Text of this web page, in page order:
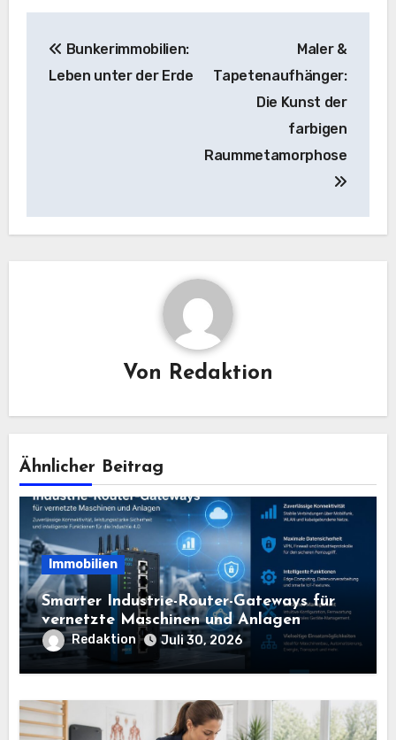
Bunkerimmobilien:
Leben unter der Erde
Maler &
Tapetenaufhänger:
Die Kunst der
farbigen
Raummetamorphose
Von Redaktion
Ähnlicher Beitrag
Immobilien
Smarter Industrie-Router-Gateways für
vernetzte Maschinen und Anlagen
Redaktion Juli 30, 2026